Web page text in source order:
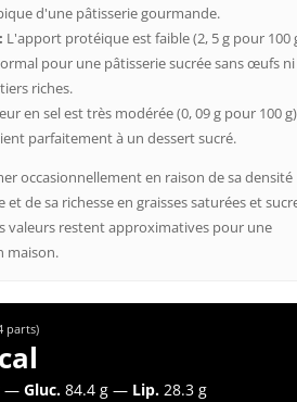
d'une pâtisserie gourmande.
L'apport protéique est faible (2, 5 g pour 100
pour une pâtisserie sucrée sans œufs ni
riches.
en sel est très modérée (0, 09 g pour 100
parfaitement à un dessert sucré.
occasionnellement en raison de sa densité
et de sa richesse en graisses saturées et
valeurs restent approximatives pour une
maison.
parts)
—Gluc. 84.4 g — Lip. 28.3 g